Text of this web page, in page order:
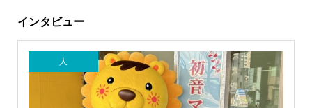
インタビュー
人